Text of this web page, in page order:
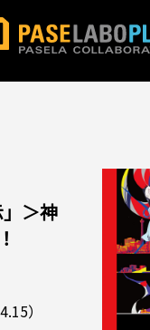
＞神
）